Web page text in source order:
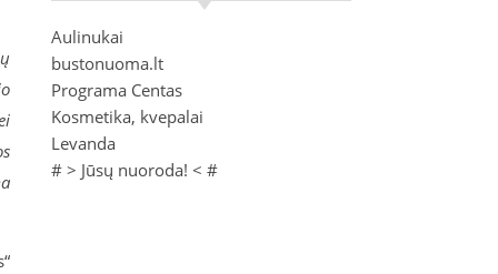
Aulinukai
bustonuoma.lt
Programa Centas
Kosmetika, kvepalai
Levanda
# > Jūsų nuoroda! < #